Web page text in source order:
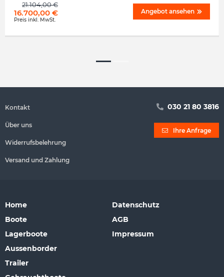
21.104,00€
16.700,00 €
Preis inkl. MwSt.
Angebot ansehen
Kontakt
Über uns
Widerrufsbelehrung
Versand und Zahlung
030 21 80 3816
Ihre Anfrage
Home
Boote
Lagerboote
Aussenborder
Trailer
Datenschutz
AGB
Impressum